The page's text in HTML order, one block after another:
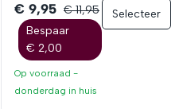
€ 9,95 € 11,95
Bespaar
€ 2,00
Op voorraad -
donderdag in huis
Selecteer